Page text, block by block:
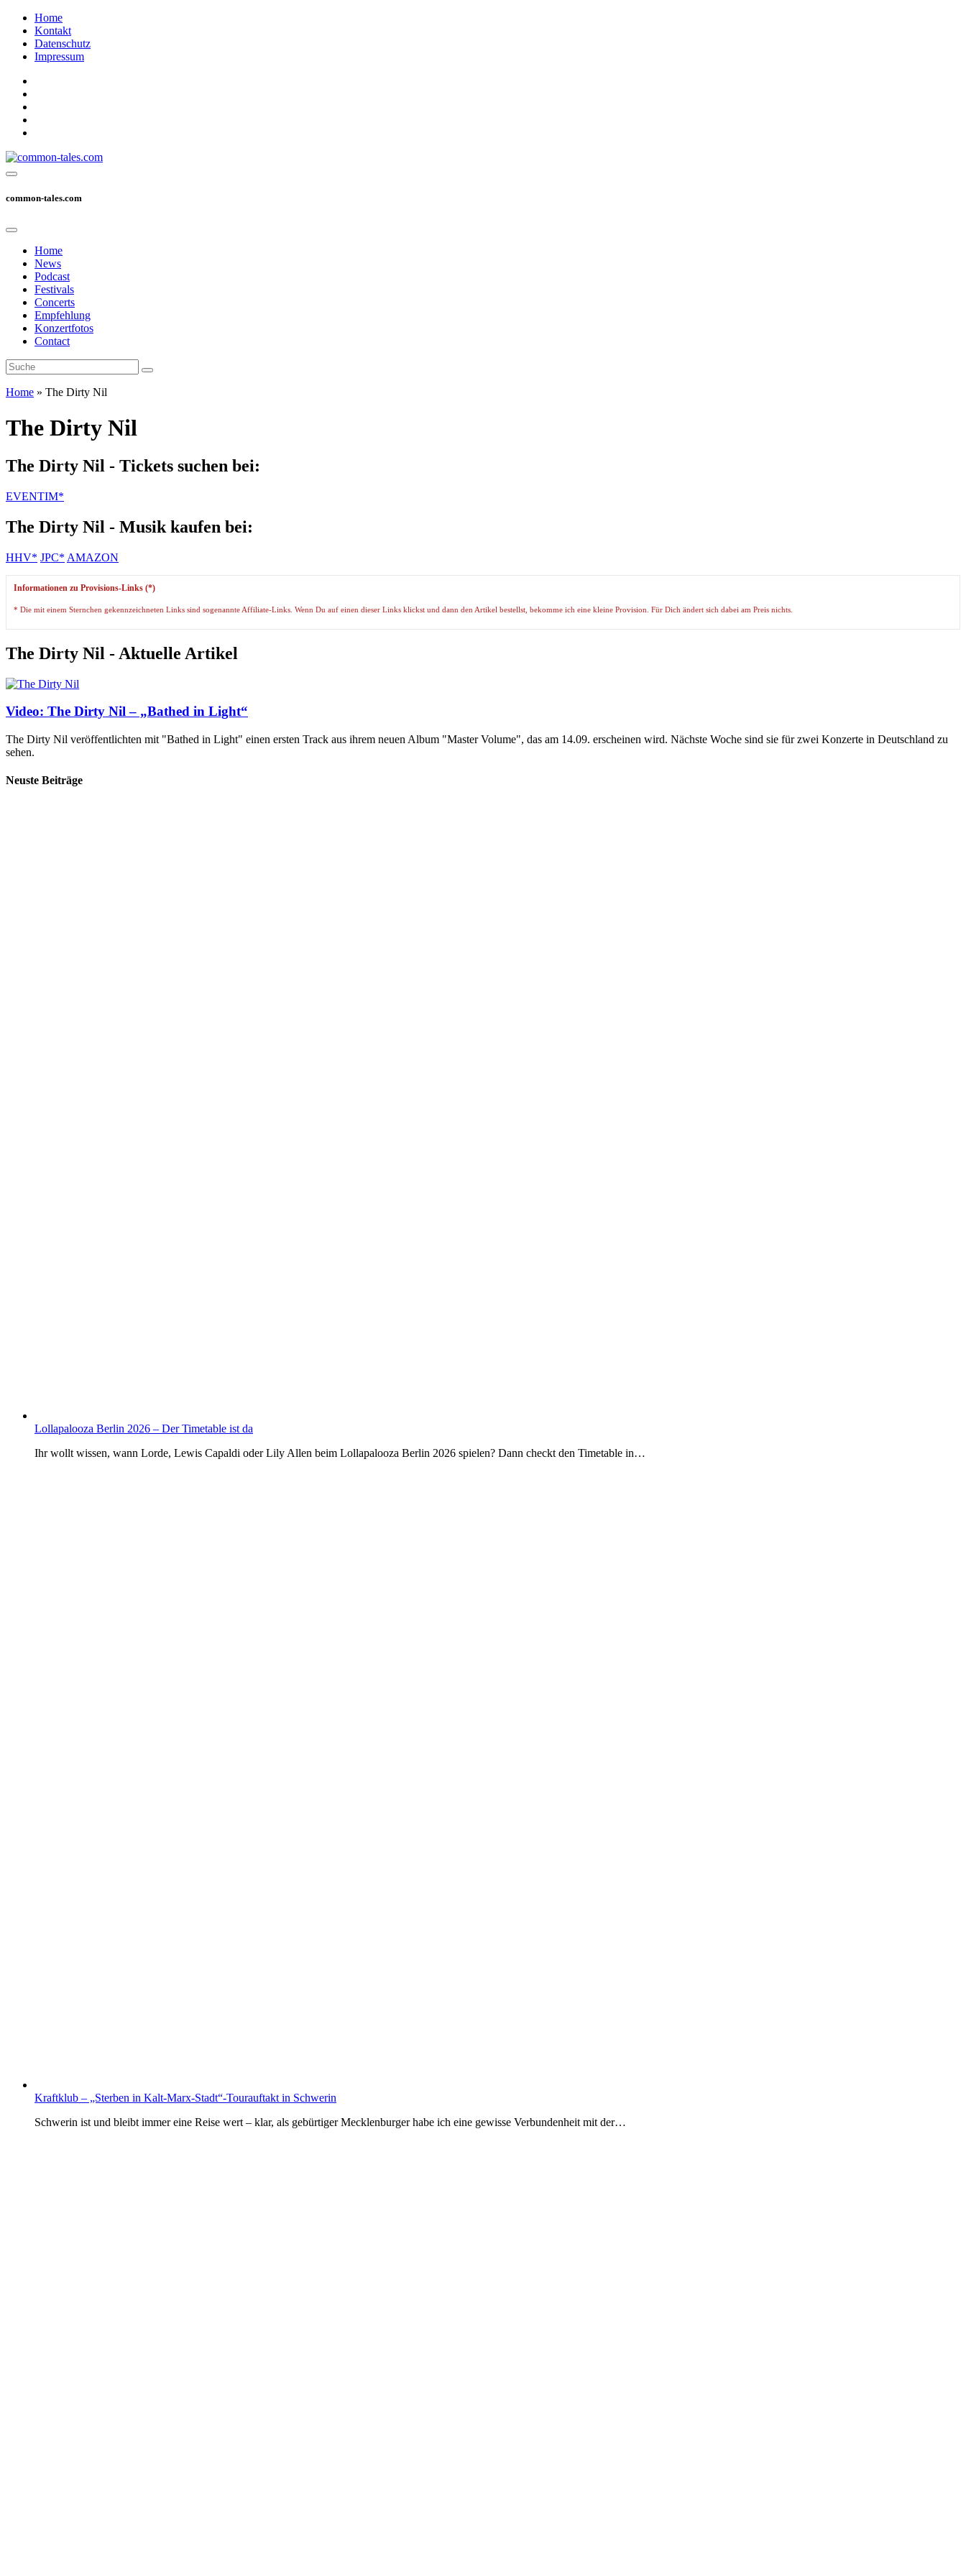
Home
Kontakt
Datenschutz
Impressum
common-tales.com
Home
News
Podcast
Festivals
Concerts
Empfehlung
Konzertfotos
Contact
Home » The Dirty Nil
The Dirty Nil
The Dirty Nil - Tickets suchen bei:
EVENTIM*
The Dirty Nil - Musik kaufen bei:
HHV* JPC* AMAZON
Informationen zu Provisions-Links (*)
* Die mit einem Sternchen gekennzeichneten Links sind sogenannte Affiliate-Links. Wenn Du auf einen dieser Links klickst und dann den Artikel bestellst, bekomme ich eine kleine Provision. Für Dich ändert sich dabei am Preis nichts.
The Dirty Nil - Aktuelle Artikel
Video: The Dirty Nil – „Bathed in Light“
The Dirty Nil veröffentlichten mit "Bathed in Light" einen ersten Track aus ihrem neuen Album "Master Volume", das am 14.09. erscheinen wird. Nächste Woche sind sie für zwei Konzerte in Deutschland zu
sehen.
Neuste Beiträge
Lollapalooza Berlin 2026 – Der Timetable ist da
Ihr wollt wissen, wann Lorde, Lewis Capaldi oder Lily Allen beim Lollapalooza Berlin 2026 spielen? Dann checkt den Timetable in…
Kraftklub – „Sterben in Kalt-Marx-Stadt“-Tourauftakt in Schwerin
Schwerin ist und bleibt immer eine Reise wert – klar, als gebürtiger Mecklenburger habe ich eine gewisse Verbundenheit mit der…